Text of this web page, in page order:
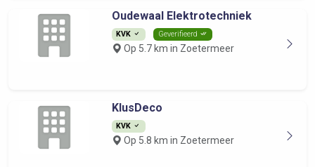
Oudewaal Elektrotechniek
KVK Geverifieerd
Op 5.7 km in Zoetermeer
KlusDeco
KVK
Op 5.8 km in Zoetermeer